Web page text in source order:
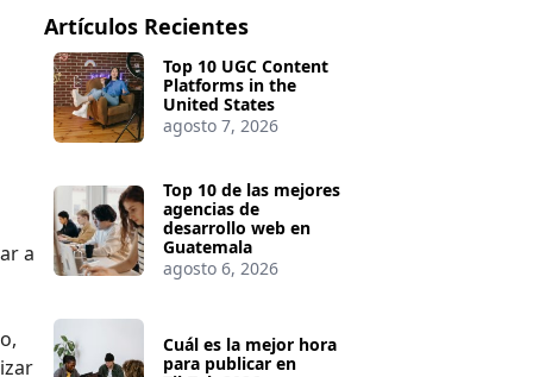
a
Artículos Recientes
Top 10 UGC Content
Platforms in the
United States
agosto 7, 2026
Top 10 de las mejores
agencias de
desarrollo web en
Guatemala
agosto 6, 2026
Cuál es la mejor hora
para publicar en